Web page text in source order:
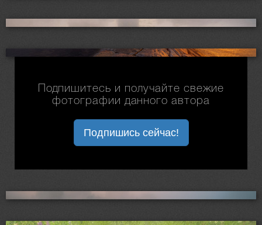
Подпишитесь и получайте свежие
фотографии данного автора
Подпишись сейчас!